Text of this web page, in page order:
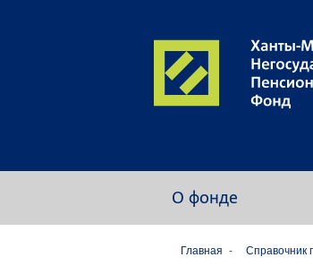
О фонде
Главная Cправочник